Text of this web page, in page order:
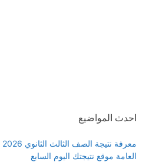
احدث المواضيع
العامة موقع نتيجتك اليوم السابع